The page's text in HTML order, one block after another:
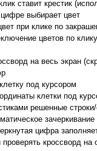
ставит крестик
выбирает цвет
при клике по
цветов по клику
на весь экран
под курсором
клетки под
решенные
цифра
проверять кроссворд на